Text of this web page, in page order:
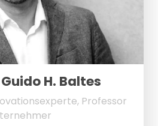
H. Baltes
Professor